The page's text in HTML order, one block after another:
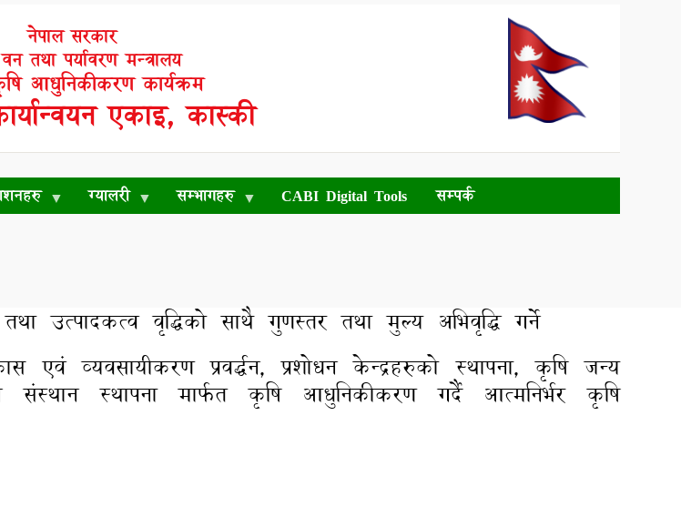
नेपाल सरकार
तथा पर्यावरण मन्त्रालय
कृषि आधुनिकीकरण कार्यक्रम
एकाइ, कास्की
ग्यालरी सम्भागहरु CABI Digital Tools सम्पर्क
उत्पादकत्व वृद्धिको साथै गुणस्तर तथा मुल्य अभिवृद्धि गर्ने
एवं व्यवसायीकरण प्रवर्द्धन, प्रशोधन केन्द्रहरुको स्थापना, कृषि जन्य
स्थापना मार्फत कृषि आधुनिकीकरण गर्दै आत्मनिर्भर कृषि